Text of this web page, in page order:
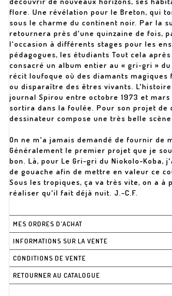
flore. Une révélation pour le Breton, qui
sous le charme du continent noir. Par la
retournera près d'une quinzaine de fois,
l'occasion à différents stages pour les
pédagogues, les étudiants Tout cela
consacré un album entier au « gri-gri » du
récit loufoque où des diamants magiques
ou disparaître des êtres vivants.
journal Spirou entre octobre 1973 et mars
sortira dans la foulée. Pour son projet de
dessinateur compose une très belle scène
On ne m'a jamais demandé de fournir de
Généralement le premier projet que je
bon. Là, pour Le Gri-gri du Niokolo-Koba,
de gouache afin de mettre en valeur ce
Sous les tropiques, ça va très vite, on a à
réaliser qu'il fait déjà nuit. J.-C.F.
MES ORDRES D'ACHAT
INFORMATIONS SUR LA VENTE
CONDITIONS DE VENTE
RETOURNER AU CATALOGUE